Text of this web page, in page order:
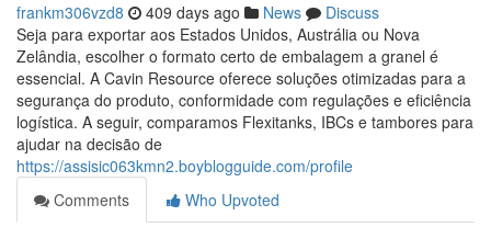
frankm306vzd8 409 days ago News
Discuss
Seja para exportar aos Estados Unidos, Austrália ou Nova
Zelândia, escolher o formato certo de embalagem a granel é
essencial. A Cavin Resource oferece soluções otimizadas para a
segurança do produto, conformidade com regulações e eficiência
logística. A seguir, comparamos Flexitanks, IBCs e tambores para
ajudar na decisão de
https://assisic063kmn2.boyblogguide.com/profile
Comments
Who Upvoted